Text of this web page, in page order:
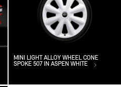
MINI LIGHT ALLOY WHEEL CONE
SPOKE 507 IN ASPEN WHITE